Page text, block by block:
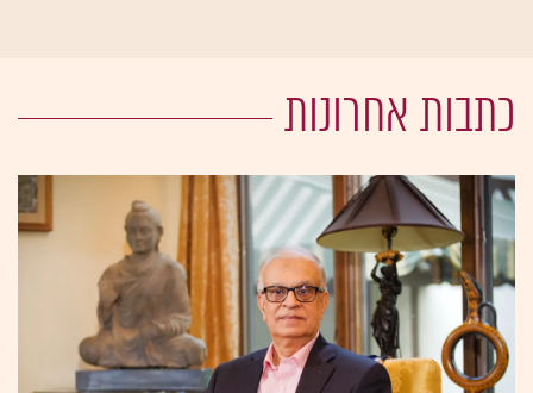
כתבות אחרונות